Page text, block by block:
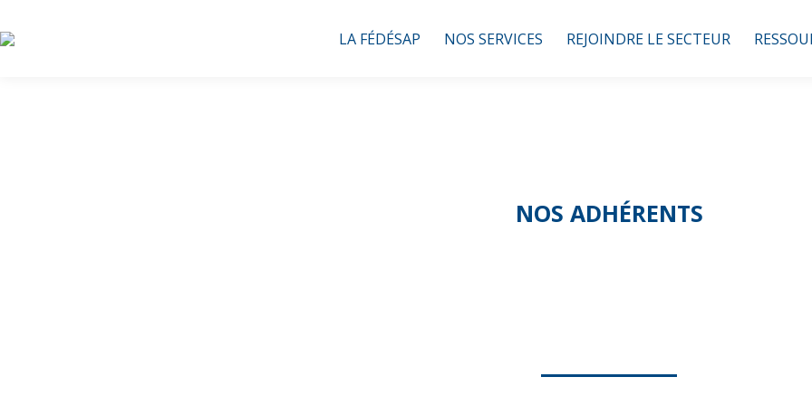
LA FÉDÉSAP NOS SERVICES REJOINDRE LE SECTEUR
NOS ADHÉRENTS